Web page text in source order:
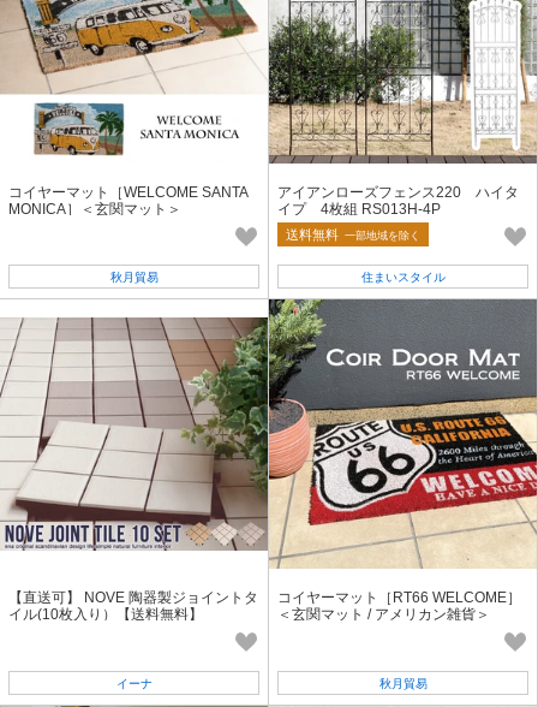
コイヤーマット［WELCOME SANTA
MONICA］＜玄関マット＞
秋月貿易
アイアンローズフェンス220 ハイタ
イプ 4枚組 RS013H-4P
送料無料 一部地域を除く
住まいスタイル
【直送可】 NOVE 陶器製ジョイントタ
イル(10枚入り）【送料無料】
イーナ
コイヤーマット［RT66 WELCOME］
＜玄関マット / アメリカン雑貨＞
秋月貿易